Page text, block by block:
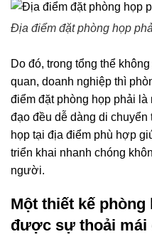
Địa điểm đặt phòng họp
Do đó, trong tổng thể
quan, doanh nghiệp thì
điểm đặt phòng họp phải
đạo đều dễ dàng di
họp tại địa điểm phù hợp
triển khai nhanh chóng
người.
Một thiết kế phòng
được sự thoải mái